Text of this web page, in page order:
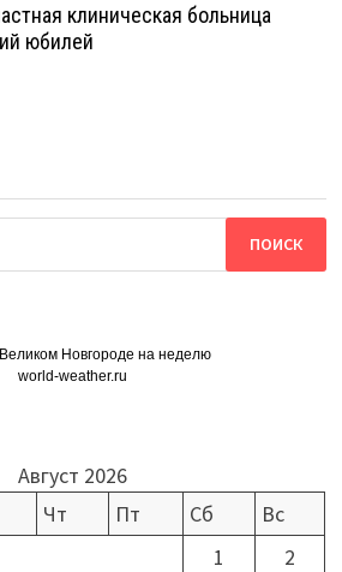
клиническая больница
юбилей
Новгороде на неделю
world-weather.ru
Август 2026
Чт Пт Сб
Вс
1
2